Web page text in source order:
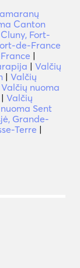
Canton
Fort-
de-France
|
| Valčių
| Valčių
Valčių nuoma
| Valčių
Sent
Grande-
Terre |